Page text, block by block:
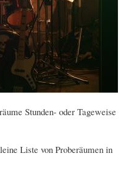
Stunden- oder Tageweise
Liste von Proberäumen in